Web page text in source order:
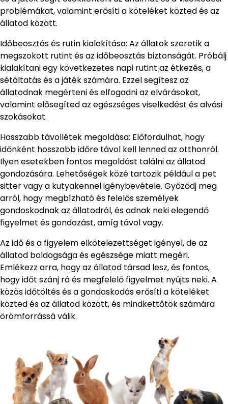
problémákat, valamint erősíti a köteléket közted és az
állatod között.
Időbeosztás és rutin kialakítása: Az állatok szeretik a
megszokott rutint és az időbeosztás biztonságát. Próbálj
kialakítani egy következetes napi rutint az étkezés, a
sétáltatás és a játék számára. Ezzel segítesz az
állatodnak megérteni és elfogadni az elvárásokat,
valamint elősegíted az egészséges viselkedést és alvási
szokásokat.
Hosszabb távollétek megoldása: Előfordulhat, hogy
időnként hosszabb időre távol kell lenned az otthonról.
Ilyen esetekben fontos megoldást találni az állatod
gondozására. Lehetőségek közé tartozik például a pet
sitter vagy a kutyakennel igénybevétele. Győződj meg
arról, hogy megbízható és felelős személyek
gondoskodnak az állatodról, és adnak neki elegendő
figyelmet és gondozást, amíg távol vagy.
Az idő és a figyelem elkötelezettséget igényel, de az
állatod boldogsága és egészsége miatt megéri.
Emlékezz arra, hogy az állatod társad lesz, és fontos,
hogy időt szánj rá és megfelelő figyelmet nyújts neki. A
közös időtöltés és a gondoskodás erősíti a köteléket
közted és az állatod között, és mindkettőtök számára
örömforrássá válik.